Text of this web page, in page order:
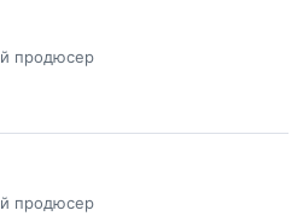
продюсер
продюсер